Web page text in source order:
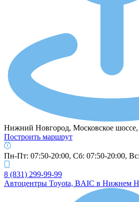
Нижний Новгород, Московское шоссе,
Построить маршрут
Пн-Пт: 07:50-20:00, Cб: 07:50-20:00,
8 (831) 299-99-99
Автоцентры Toyota, BAIC в Нижнем